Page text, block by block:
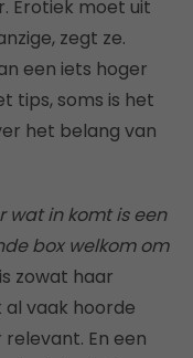
Erotiek moet uit
zegt ze.
een iets hoger
tips, soms is het
het belang van
wat in komt is een
box welkom om
zowat haar
al vaak hoorde
En een